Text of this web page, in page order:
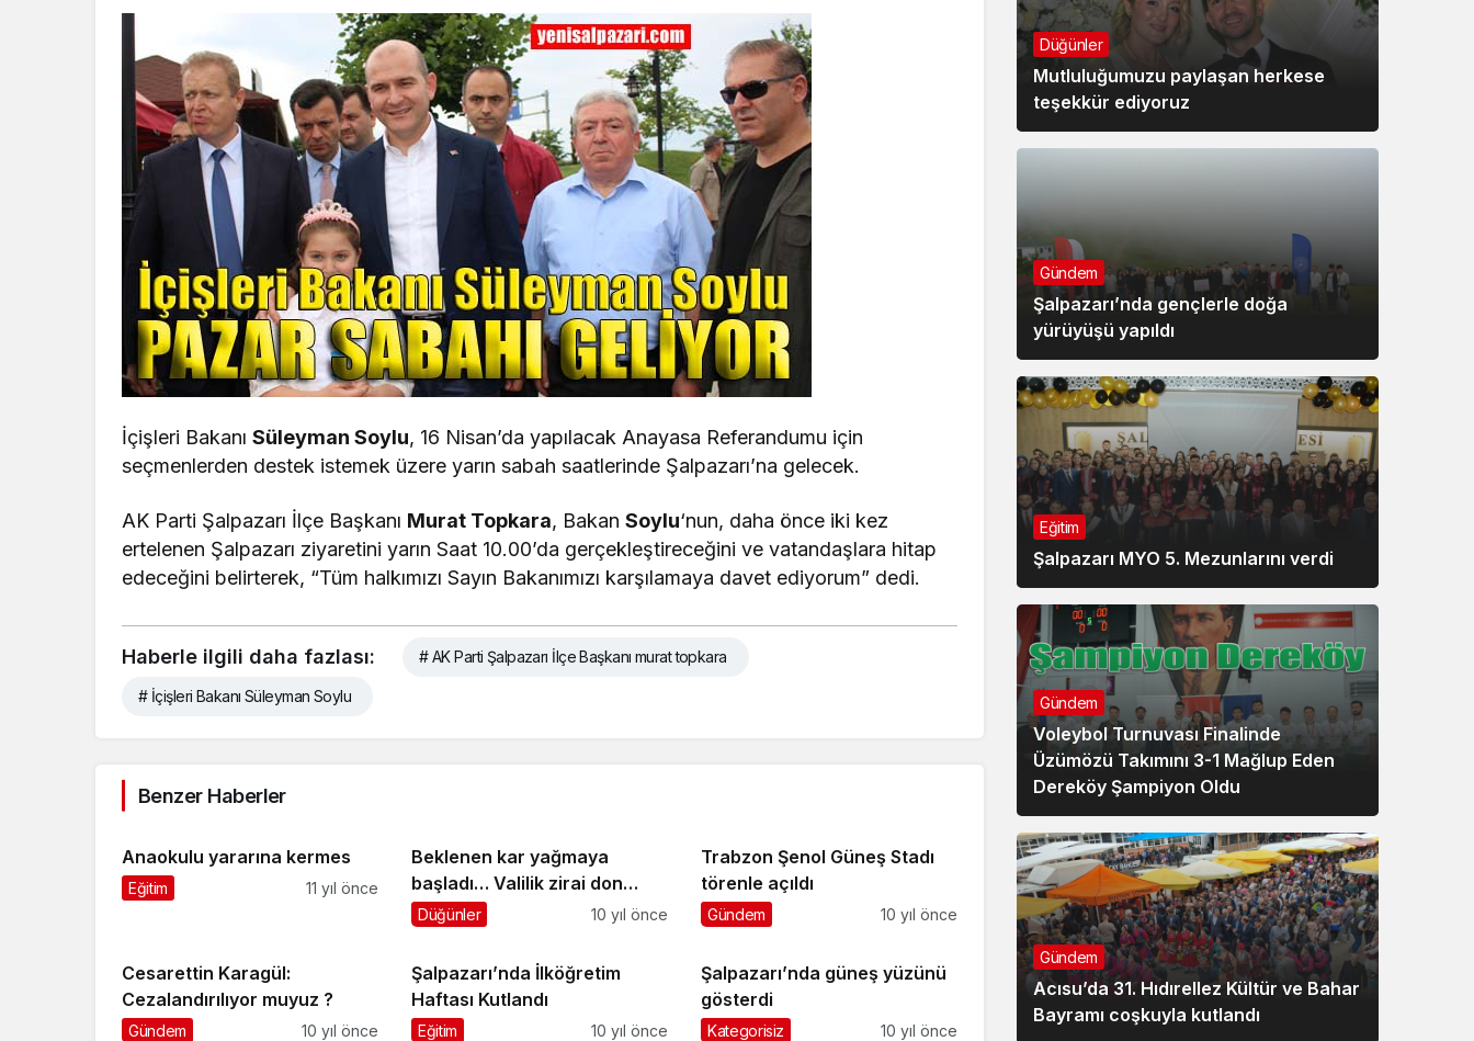
İçişleri BakanıSüleyman Soylu, 16 Nisan’da yapılacak Anayasa Referandumu için
seçmenlerden destek istemek üzere yarın sabah saatlerinde Şalpazarı’na gelecek.
AK Parti Şalpazarı İlçe Başkanı Murat Topkara, BakanSoylu‘nun, daha önce iki kez
ertelenen Şalpazarı ziyaretini yarın Saat 10.00’da gerçekleştireceğini ve vatandaşlara hitap
edeceğini belirterek, “Tüm halkımızı Sayın Bakanımızı karşılamaya davet ediyorum” dedi.
Haberle ilgili daha fazlası: # AK Parti Şalpazarı İlçe Başkanı murat topkara
# İçişleri Bakanı Süleyman Soylu
Benzer Haberler
Anaokulu yararına kermes
Eğitim 11 yıl önce
Beklenen kar yağmaya
başladı… Valilik zirai don
olayına karşı uyardı
Düğünler 10 yıl önce
Trabzon Şenol Güneş Stadı
törenle açıldı
Gündem 10 yıl önce
Cesarettin Karagül:
Cezalandırılıyor muyuz ?
Gündem 10 yıl önce
Şalpazarı’nda İlköğretim
Haftası Kutlandı
Eğitim 10 yıl önce
Şalpazarı’nda güneş yüzünü
gösterdi
Kategorisiz 10 yıl önce
Düğünler
Mutluluğumuzu paylaşan herkese
teşekkür ediyoruz
Gündem
Şalpazarı’nda gençlerle doğa
yürüyüşü yapıldı
Eğitim
Şalpazarı MYO 5. Mezunlarını verdi
Gündem
Voleybol Turnuvası Finalinde
Üzümözü Takımını 3-1 Mağlup Eden
Dereköy Şampiyon Oldu
Gündem
Acısu’da 31. Hıdırellez Kültür ve Bahar
Bayramı coşkuyla kutlandı